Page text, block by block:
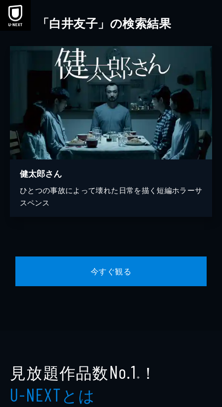
本文へスキップ
「白井友子」の検索結果
健太郎さん
ひとつの事故によって壊れた日常を描く短編ホラーサ
スペンス
今すぐ観る
見放題作品数No.1 ※ ！
U-NEXTとは